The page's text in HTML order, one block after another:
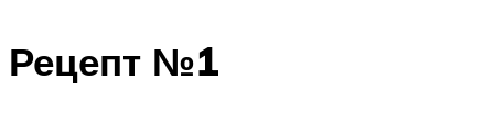
Рецепт №1